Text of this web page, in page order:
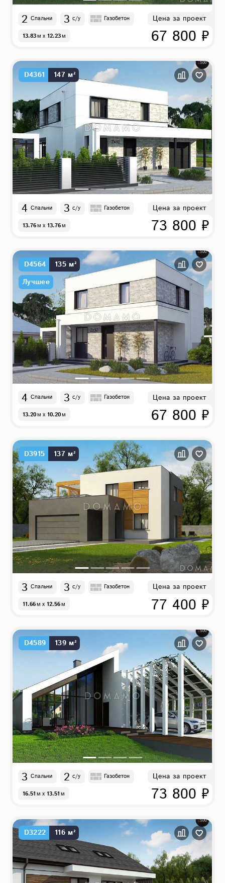
2 Спальни 3 с/у Газобетон
13.83м x 12.23м
Цена за проект
67 800 ₽
D4361 147 м²
4 Спальни 3 с/у Газобетон
13.76м x 13.76м
Цена за проект
73 800 ₽
D4564
135 м²
Лучшее
4 Спальни 3 с/у Газобетон
13.20м x 10.20м
Цена за проект
67 800 ₽
D3915 137 м²
3 Спальни 3 с/у Газобетон
11.66м x 12.56м
Цена за проект
77 400 ₽
D4589 139 м²
3 Спальни 2 с/у Газобетон
16.51м x 13.51м
Цена за проект
73 800 ₽
D3222 116 м²